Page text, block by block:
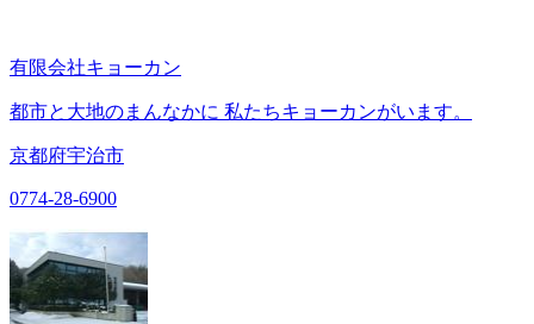
有限会社キョーカン
都市と大地のまんなかに 私たちキョーカンがいます。
京都府宇治市
0774-28-6900